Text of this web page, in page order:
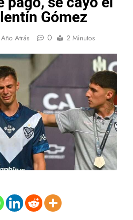
Gómez
Año Atrás 0 2 Minutos